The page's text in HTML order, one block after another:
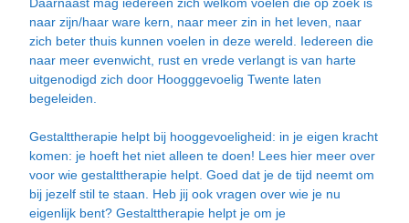
Daarnaast mag iedereen zich welkom voelen die op zoek is
naar zijn/haar ware kern, naar meer zin in het leven, naar
zich beter thuis kunnen voelen in deze wereld. Iedereen die
naar meer evenwicht, rust en vrede verlangt is van harte
uitgenodigd zich door Hoogggevoelig Twente laten
begeleiden.
Gestalttherapie helpt bij hooggevoeligheid: in je eigen kracht
komen: je hoeft het niet alleen te doen! Lees hier meer over
voor wie gestalttherapie helpt. Goed dat je de tijd neemt om
bij jezelf stil te staan. Heb jij ook vragen over wie je nu
eigenlijk bent? Gestalttherapie helpt je om je